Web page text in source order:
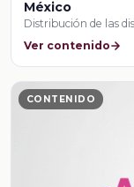
México
Distribución de las
Ver contenido
CONTENIDO